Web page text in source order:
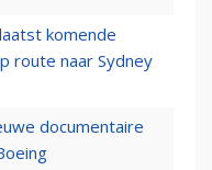
komende
route naar Sydney
documentaire